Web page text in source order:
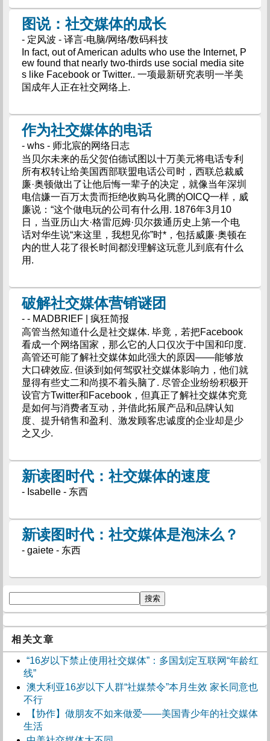
图说：社交媒体的成长
- 定风波 - 译言-电脑/网络/数码科技
In fact, out of American adults who use the Internet, P
ew found that nearly two-thirds use social media site
s like Facebook or Twitter.. 一项最新研究表明一半美
国成年人正在社交网络上.
作为社交媒体的电话
- whs - 师北宸的网络日志
当贝尔未来的岳父贺伯德试图以十万美元将电话专利
所有权转让给美国西部联盟电话公司时，西联总裁威
廉·奥顿做出了让他后悔一辈子的决定，就像当年深圳
电信嫌一百万太贵而拒绝收购马化腾的OICQ一样，威
廉说：“这个做电玩的公司有什么用. 1876年3月10
日，当亚历山大·格雷厄姆·贝尔拨通历史上第一个电
话对华生说“来这里，我想见你”时*，包括威廉·奥顿在
内的世人花了很长时间都没理解这玩意儿到底有什么
用.
破解社交媒体营销谜团
- - MADBRIEF | 疯狂简报
高管当然知道什么是社交媒体. 毕竟，若把Facebook
看成一个网络国家，那么它的人口仅次于中国和印度.
高管还可能了解社交媒体如此强大的原因——能够放
大口碑效应. 但谈到如何驾驭社交媒体影响力，他们就
显得有些丈二和尚摸不着头脑了. 尽管企业纷纷积极开
设官方Twitter和Facebook，但真正了解社交媒体究竟
是如何与消费者互动，并借此拓展产品和品牌认知
度、提升销售和盈利、激发顾客忠诚度的企业却是少
之又少.
新读图时代：社交媒体的速度
- Isabelle - 东西
新读图时代：社交媒体是泡沫么？
- gaiete - 东西
相关文章
“16岁以下禁止使用社交媒体”：多国划定互联网“年龄红
线”
澳大利亚16岁以下人群“社媒禁令”本月生效 家长同意也
不行
【协作】做朋友不如来做爱——美国青少年的社交媒体
生活